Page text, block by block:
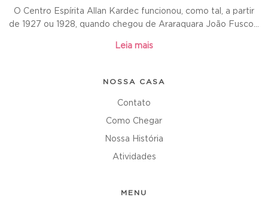
O Centro Espírita Allan Kardec funcionou, como tal, a partir
de 1927 ou 1928, quando chegou de Araraquara João Fusco...
Leia mais
NOSSA CASA
Contato
Como Chegar
Nossa História
Atividades
MENU